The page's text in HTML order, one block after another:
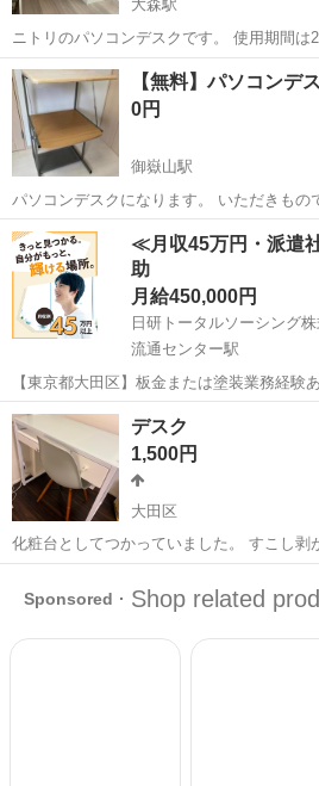
大森駅
ニトリのパソコンデスクです。 使用期間は
子をぶつけた跡はあります。デスクとして
東京 大田区 大森駅
【無料】パソコンデ
0円
御嶽山駅
パソコンデスクになります。 いただきもの
たので出品します。 引取の方は無料で差し上げます！ 以下の日にちに
雪が谷大塚近くの こちらの指定の場所まで
でお願いします。 4...
東京 大田区 御嶽山駅 テーブル
≪月収45万円・派遣
助
月給450,000円
日研トータルソーシング
流通センター駅
【東京都大田区】板金または塗装業務経験
車の板金塗装《お仕事No.5A468-AMS》 お仕事について 指定自動車整
備工場での自動車の板金塗装および付随業務。 ※業務の変更、就
所の変更の範囲、契...
東京 大田区 流通センター駅
デスク
1,500円
大田区
化粧台としてつかっていました。 すこし剥
ますが 修復していただけると まだまだ使
に来てくれる方 ドタキャンなしで #椅子